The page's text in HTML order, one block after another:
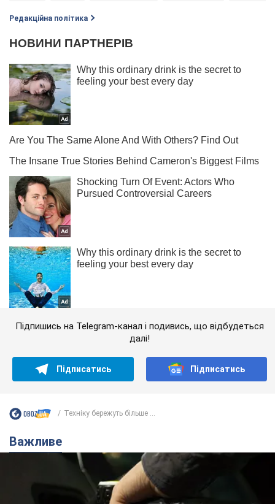
Редакційна політика
Підпишись на Telegram-канал і подивись, що відбудеться
далі!
Підписатись Підписатись
Техніку бережуть більше ...
Важливе